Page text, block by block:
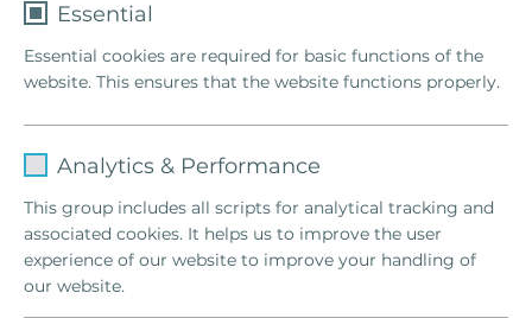
i
g
n
Cosmic Power
Bem-vindo a Cosmic Power
Neste site você encontrará todas as informações
relevantes sobre Cosmic Power , seminários,
eventos e muito mais. Descubra o poder do Cosmic
Power
e saiba como este método inovador pode
Essential
Essential cookies are required for basic functions of the
website. This ensures that the website functions properly.
Lifetime 1 Week
Analytics & Performance
This group includes all scripts for analytical tracking and
associated cookies. It helps us to improve the user
experience of our website to improve your handling of
our website.